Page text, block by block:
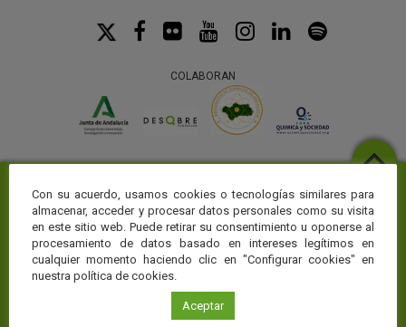
COLABORAN
Web temáticas
La Fundación Descubre te ofrece toda la actualidad sobre ciencia y
Con su acuerdo, usamos cookies o tecnologías similares para
almacenar, acceder y procesar datos personales como su visita
en este sitio web. Puede retirar su consentimiento u oponerse al
procesamiento de datos basado en intereses legítimos en
cualquier momento haciendo clic en "Configurar cookies" en
nuestra política de cookies.
Aceptar